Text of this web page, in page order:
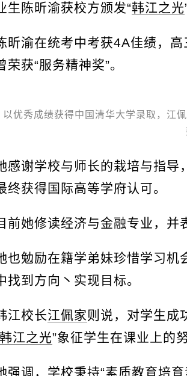
生陈昕渝获校方颁发“韩江之光
昕渝在统考中考获4A佳绩，
荣获“服务精神奖”。
以优秀成绩获得中国清华大学录取，江
感谢学校与师长的栽培与指导
终获得国际高等学府认可。
前她修读经济与金融专业，并
也勉励在籍学弟妹珍惜学习机
找到方向丶实现目标。
江校长江佩家则说，对学生成
韩江之光”象征学生在课业上的
强调，学校秉持“素质教育培